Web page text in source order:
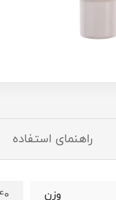
راهنمای استفاده
وزن 40